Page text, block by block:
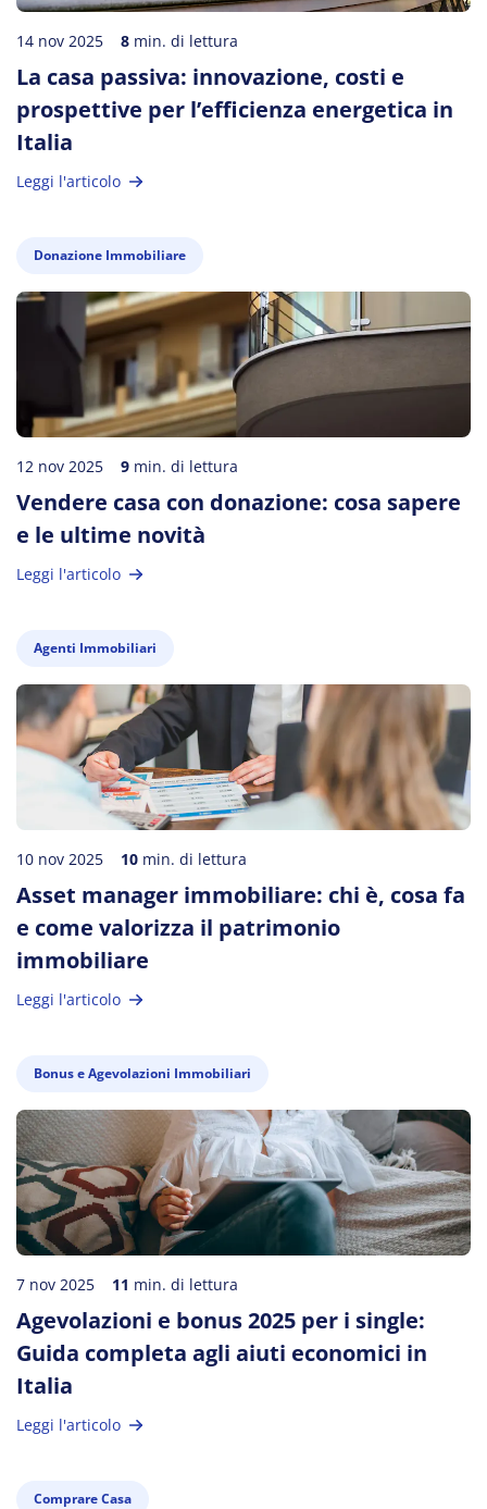
14 nov 2025 8 min. di lettura
La casa passiva: innovazione, costi e
prospettive per l’efficienza energetica in
Italia
Leggi l'articolo
Donazione Immobiliare
12 nov 2025 9 min. di lettura
Vendere casa con donazione: cosa sapere
e le ultime novità
Leggi l'articolo
Agenti Immobiliari
10 nov 2025 10 min. di lettura
Asset manager immobiliare: chi è, cosa fa
e come valorizza il patrimonio
immobiliare
Leggi l'articolo
Bonus e Agevolazioni Immobiliari
7 nov 2025 11 min. di lettura
Agevolazioni e bonus 2025 per i single:
Guida completa agli aiuti economici in
Italia
Leggi l'articolo
Comprare Casa